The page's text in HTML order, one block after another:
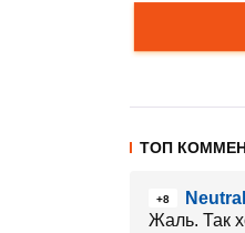
ТОП
+8
Жаль. Так